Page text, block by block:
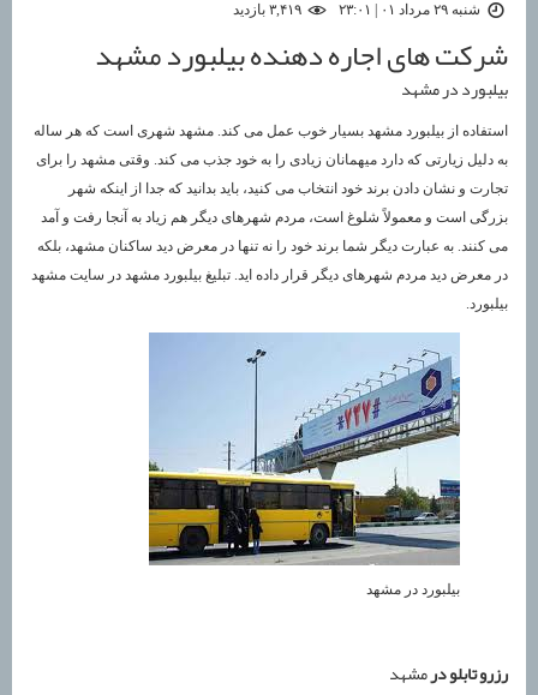
شنبه ۲۹ مرداد ۰۱ | ۲۳:۰۱
شرکت های اجاره دهنده بیلبورد مشهد
بیلبورد در مشهد
استفاده از بیلبورد مشهد بسیار خوب عمل می کند. مشهد شهری است که هر ساله
به دلیل زیارتی که دارد میهمانان زیادی را به خود جذب می کند. وقتی مشهد را برای
تجارت و نشان دادن برند خود انتخاب می کنید، باید بدانید که جدا از اینکه شهر
بزرگی است و معمولاً شلوغ است، مردم شهرهای دیگر هم زیاد به آنجا رفت و آمد
می کنند. به عبارت دیگر شما برند خود را نه تنها در معرض دید ساکنان مشهد، بلکه
در معرض دید مردم شهرهای دیگر قرار داده اید. تبلیغ بیلبورد مشهد در سایت مشهد
بیلبورد.
بیلبورد در مشهد
رزرو تابلو درمشهد